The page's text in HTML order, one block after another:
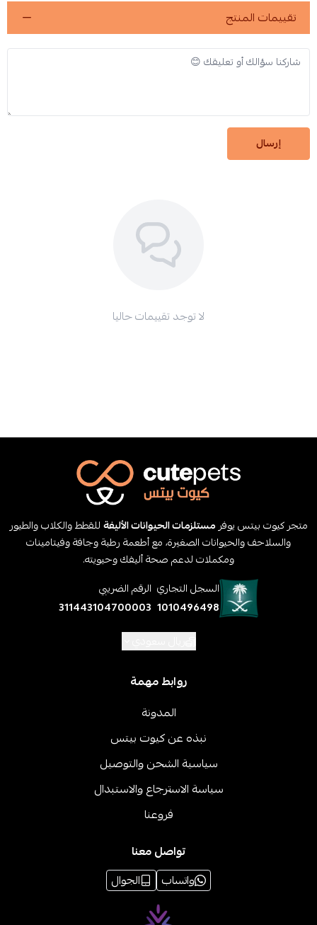
تقييمات المنتج
إرسال
لا توجد تقييمات حاليا
متجر كيوت بيتس يوفر مستلزمات الحيوانات الأليفةللقطط والكلاب والطيور
والسلاحف والحيوانات الصغيرة، مع أطعمة رطبة وجافة وفيتامينات
ومكملات لدعم صحة أليفك وحيويته.
السجل التجاري
1010496498
الرقم الضريبي
311443104700003
روابط مهمة
المدونة
نبذه عن كيوت بيتس
سياسية الشحن والتوصيل
سياسة الاسترجاع والاستبدال
فروعنا
تواصل معنا
واتساب
الجوال